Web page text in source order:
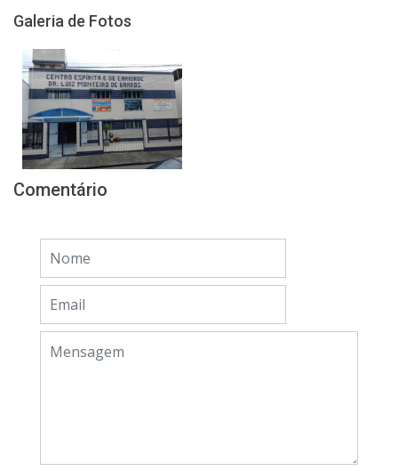
Galeria de Fotos
Comentário